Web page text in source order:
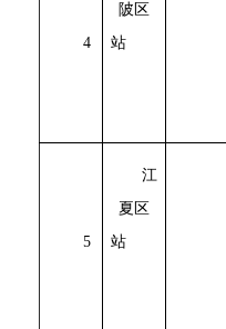
4
陂区
站
5
江
夏区
站